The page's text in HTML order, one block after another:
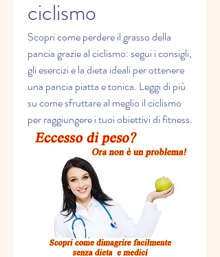
ciclismo
Scopri come perdere il grasso della
pancia grazie al ciclismo: segui i consigli,
gli esercizi e la dieta ideali per ottenere
una pancia piatta e tonica. Leggi di più
su come sfruttare al meglio il ciclismo
per raggiungere i tuoi obiettivi di fitness.